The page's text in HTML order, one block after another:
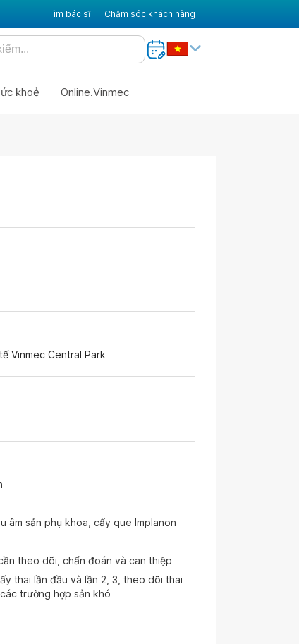
Tìm bác sĩ Chăm sóc khách hàng
khoẻ Online.Vinmec
Vinmec Central Park
âm sản phụ khoa, cấy que Implanon
theo dõi, chẩn đoán và can thiệp
thai lần đầu và lần 2, 3, theo dõi thai
trường hợp sản khó